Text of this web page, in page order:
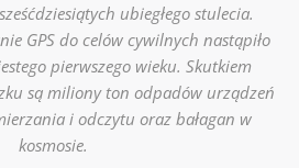
ubiegłego stulecia.
GPS do celów cywilnych nastąpiło
pierwszego wieku. Skutkiem
są miliony ton odpadów urządzeń
i odczytu oraz bałagan w
kosmosie.